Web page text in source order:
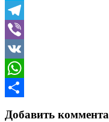
Skype
Telegram
Viber
VK
WhatsApp
Добавить